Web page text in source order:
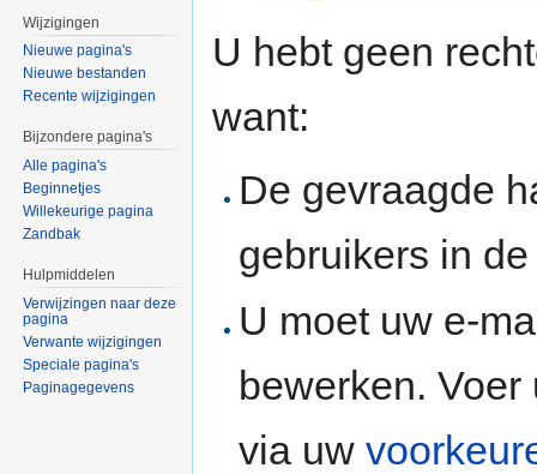
U hebt geen
want:
De gevraagde
gebruikers in
U moet uw e-
bewerken.
via uw
Wijzigingen
Nieuwe pagina's
Nieuwe bestanden
Recente wijzigingen
Bijzondere pagina's
Alle pagina's
Beginnetjes
Willekeurige pagina
Zandbak
Hulpmiddelen
Verwijzingen naar deze
pagina
Verwante wijzigingen
Speciale pagina's
Paginagegevens